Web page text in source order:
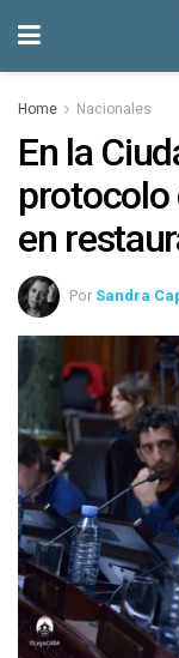
Home Nacionales
En la
protocolo
en
Por Sandra